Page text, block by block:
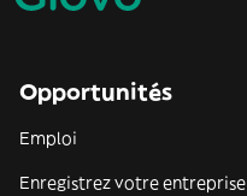
Opportunités
Emploi
Enregistrez votre entreprise